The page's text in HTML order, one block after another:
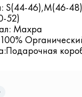
S(44-46),M(46-
52)
Махра